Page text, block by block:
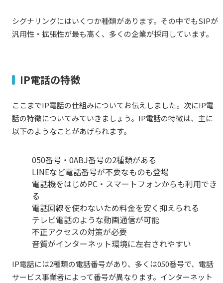
シグナリングにはいくつか種類があります。その中でもSIPが
汎用性・拡張性が最も高く、多くの企業が採用しています。
IP電話の特徴
ここまでIP電話の仕組みについてお伝えしました。次にIP電
話の特徴についてみていきましょう。IP電話の特徴は、主に
以下のようなことがあげられます。
050番号・0ABJ番号の2種類がある
LINEなど電話番号が不要なものも登場
電話機をはじめPC・スマートフォンからも利用でき
る
電話回線を使わないため料金を安く抑えられる
テレビ電話のような動画通信が可能
不正アクセスの対策が必要
音質がインターネット環境に左右されやすい
IP電話には2種類の電話番号があり、多くは050番号で、電話
サービス事業者によって番号が異なります。インターネット